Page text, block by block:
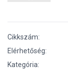
Cikkszám:
Elérhetőség:
Kategória: